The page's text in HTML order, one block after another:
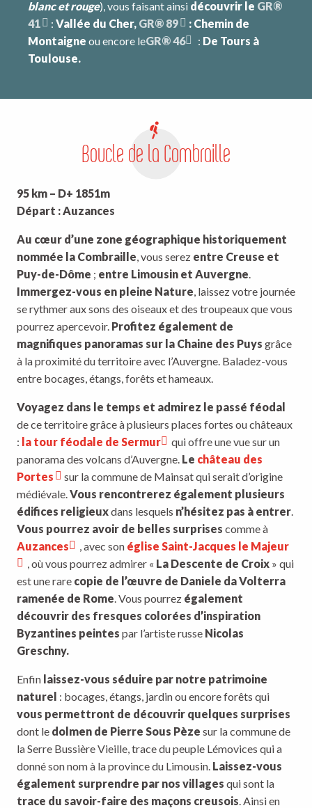
blanc et rouge), vous faisant ainsi découvrir le GR®
41
: Vallée du Cher, GR® 89
: Chemin de
Montaigne ou encore leGR® 46 : De Tours à
Toulouse.
Boucle de la Combraille
95 km – D+ 1851m
Départ : Auzances
Au cœur d’une zone géographique historiquement
nommée la Combraille, vous serez entre Creuse et
Puy-de-Dôme ; entre Limousin et Auvergne.
Immergez-vous en pleine Nature, laissez votre journée
se rythmer aux sons des oiseaux et des troupeaux que vous
pourrez apercevoir. Profitez également de
magnifiques panoramas sur la Chaine des Puys grâce
à la proximité du territoire avec l’Auvergne. Baladez-vous
entre bocages, étangs, forêts et hameaux.
Voyagez dans le temps et admirez le passé féodal
de ce territoire grâce à plusieurs places fortes ou châteaux
: la tour féodale de Sermur
qui offre une vue sur un
panorama des volcans d’Auvergne. Le château des
Portes
sur la commune de Mainsat qui serait d’origine
médiévale.Vous rencontrerez également plusieurs
édifices religieuxdans lesquels n’hésitez pas à entrer.
Vous pourrez avoir de belles surprises comme à
Auzances
, avec son église Saint-Jacques le Majeur
, où vous pourrez admirer « La Descente de Croix » qui
est une rare copie de l’œuvre de Daniele da Volterra
ramenée de Rome. Vous pourrez également
découvrir des fresques colorées d’inspiration
Byzantines peintes par l’artiste russe Nicolas
Greschny.
Enfin laissez-vous séduire par notre patrimoine
naturel : bocages, étangs, jardin ou encore forêts qui
vous permettront de découvrir quelques surprises
dont le dolmen de Pierre Sous Pèze sur la commune de
la Serre Bussière Vieille, trace du peuple Lémovices qui a
donné son nom à la province du Limousin. Laissez-vous
également surprendre par nos villages qui sont la
trace du savoir-faire des maçons creusois. Ainsi en